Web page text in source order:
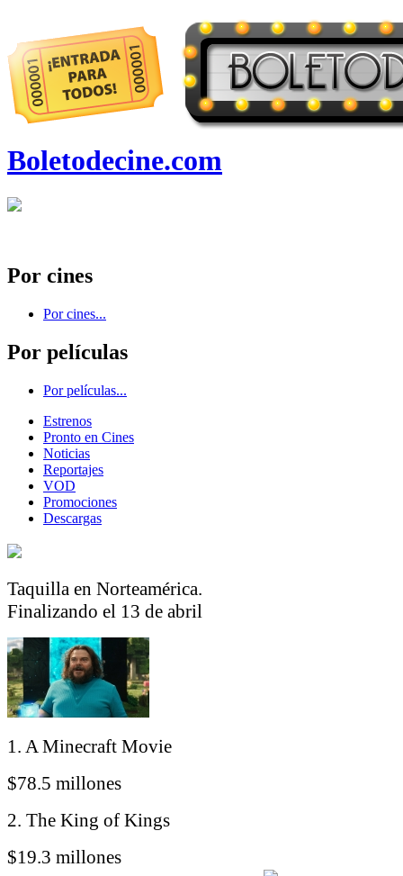
Boletodecine.com
Por cines
Por cines...
Por películas
Por películas...
Estrenos
Pronto en Cines
Noticias
Reportajes
VOD
Promociones
Descargas
Taquilla en Norteamérica.
Finalizando el 13 de abril
1. A Minecraft Movie
$78.5 millones
2. The King of Kings
$19.3 millones